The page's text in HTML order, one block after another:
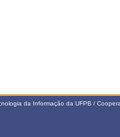
da Informação da UFPB /